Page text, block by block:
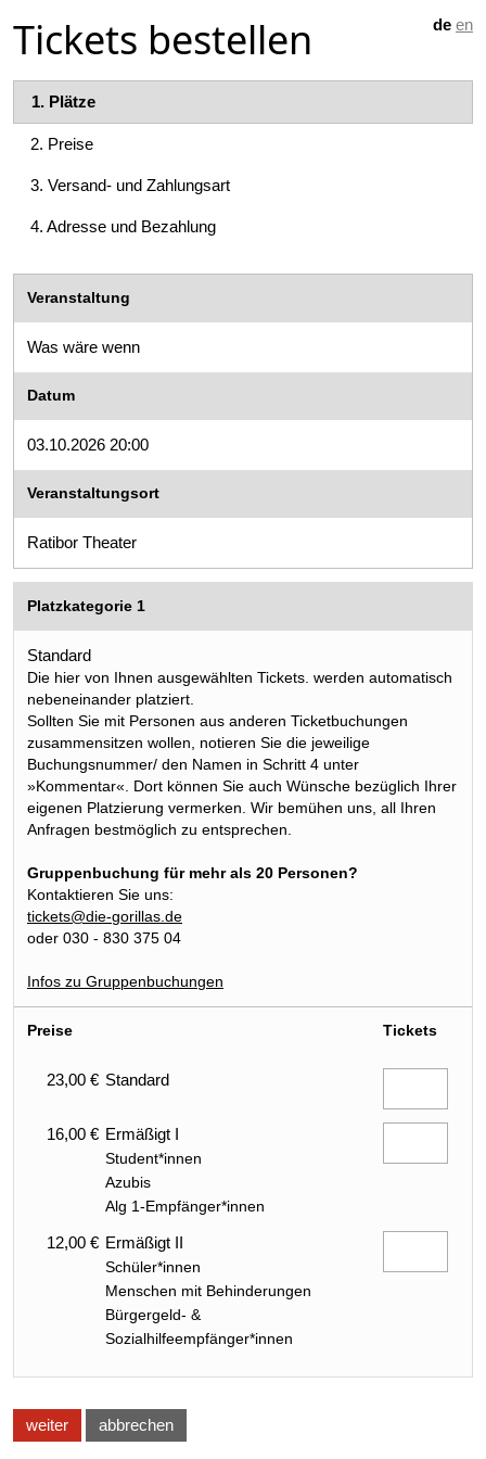
de en
Tickets bestellen
1. Plätze
2. Preise
3. Versand- und Zahlungsart
4. Adresse und Bezahlung
Veranstaltung
Was wäre wenn
Datum
03.10.2026 20:00
Veranstaltungsort
Ratibor Theater
Platzkategorie 1
Standard
Die hier von Ihnen ausgewählten Tickets. werden automatisch
nebeneinander platziert.
Sollten Sie mit Personen aus anderen Ticketbuchungen
zusammensitzen wollen, notieren Sie die jeweilige
Buchungsnummer/ den Namen in Schritt 4 unter
»Kommentar«. Dort können Sie auch Wünsche bezüglich Ihrer
eigenen Platzierung vermerken. Wir bemühen uns, all Ihren
Anfragen bestmöglich zu entsprechen.
Gruppenbuchung für mehr als 20 Personen?
Kontaktieren Sie uns:
tickets@die-gorillas.de
oder 030 - 830 375 04
Infos zu Gruppenbuchungen
Tickets
Preise
23,00 € Standard
16,00 € Ermäßigt I
Student*innen
Azubis
Alg 1-Empfänger*innen
12,00 € Ermäßigt II
Schüler*innen
Menschen mit Behinderungen
Bürgergeld- &
Sozialhilfeempfänger*innen
weiter abbrechen